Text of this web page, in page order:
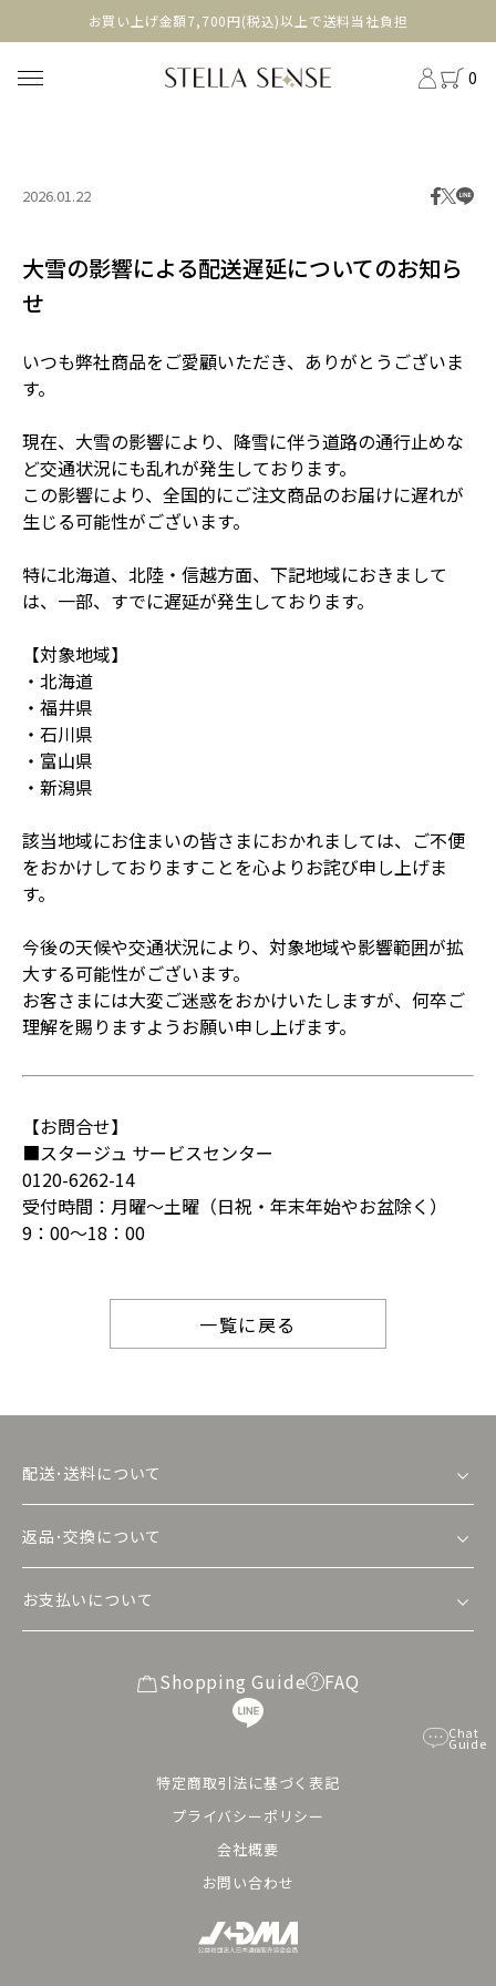
お買い上げ金額7,700円(税込)以上で送料当社負担
0
Chat
Guide
2026.01.22
大雪の影響による配送遅延についてのお知ら
せ
いつも弊社商品をご愛顧いただき、ありがとうございま
す。
現在、大雪の影響により、降雪に伴う道路の通行止めな
ど交通状況にも乱れが発生しております。
この影響により、全国的にご注文商品のお届けに遅れが
生じる可能性がございます。
特に北海道、北陸・信越方面、下記地域におきまして
は、一部、すでに遅延が発生しております。
【対象地域】
・北海道
・福井県
・石川県
・富山県
・新潟県
該当地域にお住まいの皆さまにおかれましては、ご不便
をおかけしておりますことを心よりお詫び申し上げま
す。
今後の天候や交通状況により、対象地域や影響範囲が拡
大する可能性がございます。
お客さまには大変ご迷惑をおかけいたしますが、何卒ご
理解を賜りますようお願い申し上げます。
【お問合せ】
■スタージュ サービスセンター
0120-6262-14
受付時間：月曜～土曜（日祝・年末年始やお盆除く）
9：00～18：00
一覧に戻る
配送･送料について
返品･交換について
お支払いについて
Shopping Guide FAQ
特定商取引法に基づく表記
プライバシーポリシー
会社概要
お問い合わせ